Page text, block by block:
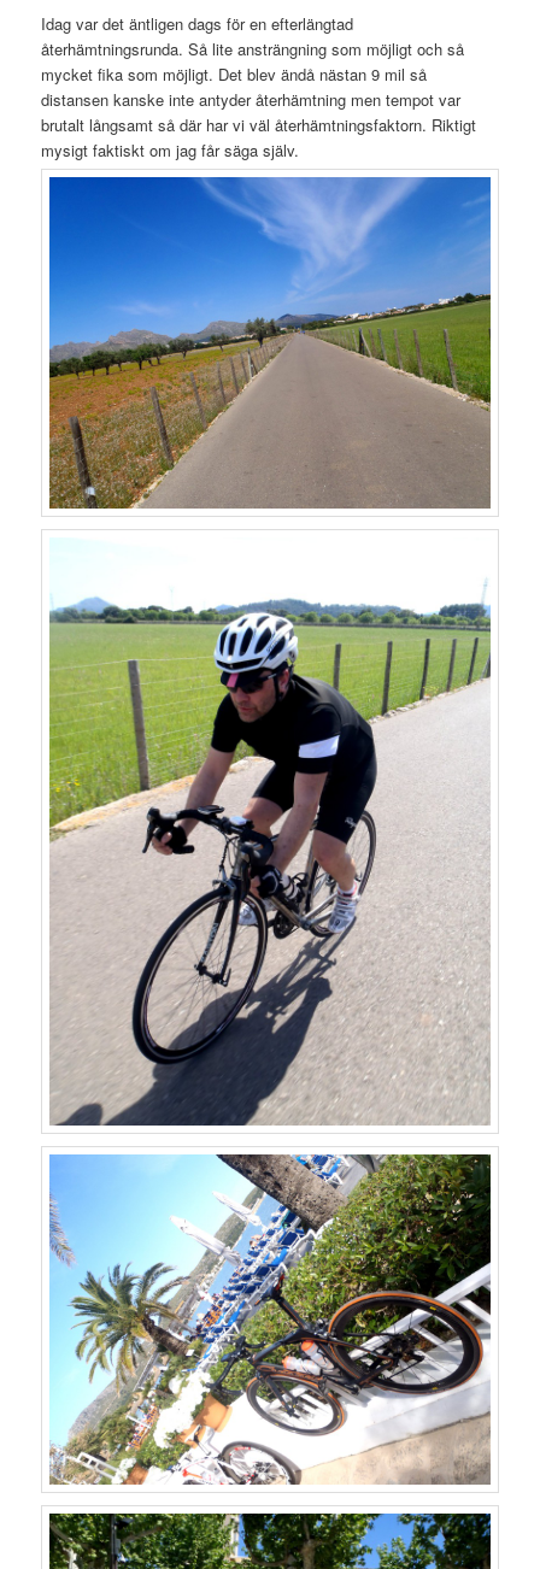
Idag var det äntligen dags för en efterlängtad
återhämtningsrunda. Så lite ansträngning som möjligt och så
mycket fika som möjligt. Det blev ändå nästan 9 mil så
distansen kanske inte antyder återhämtning men tempot var
brutalt långsamt så där har vi väl återhämtningsfaktorn. Riktigt
mysigt faktiskt om jag får säga själv.